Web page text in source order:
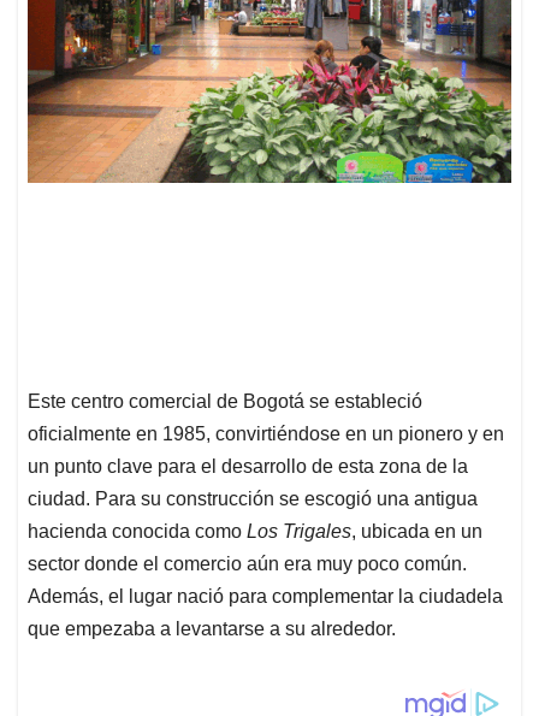
Este centro comercial de Bogotá se estableció
oficialmente en 1985, convirtiéndose en un pionero y en
un punto clave para el desarrollo de esta zona de la
ciudad. Para su construcción se escogió una antigua
hacienda conocida como Los Trigales, ubicada en un
sector donde el comercio aún era muy poco común.
Además, el lugar nació para complementar la ciudadela
que empezaba a levantarse a su alrededor.